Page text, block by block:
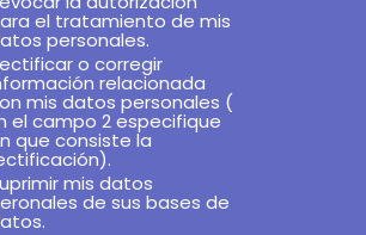
el tratamiento de mis
personales.
o corregir
relacionada
mis datos personales (
el campo 2 especifique
que consiste la
mis datos
de sus bases de